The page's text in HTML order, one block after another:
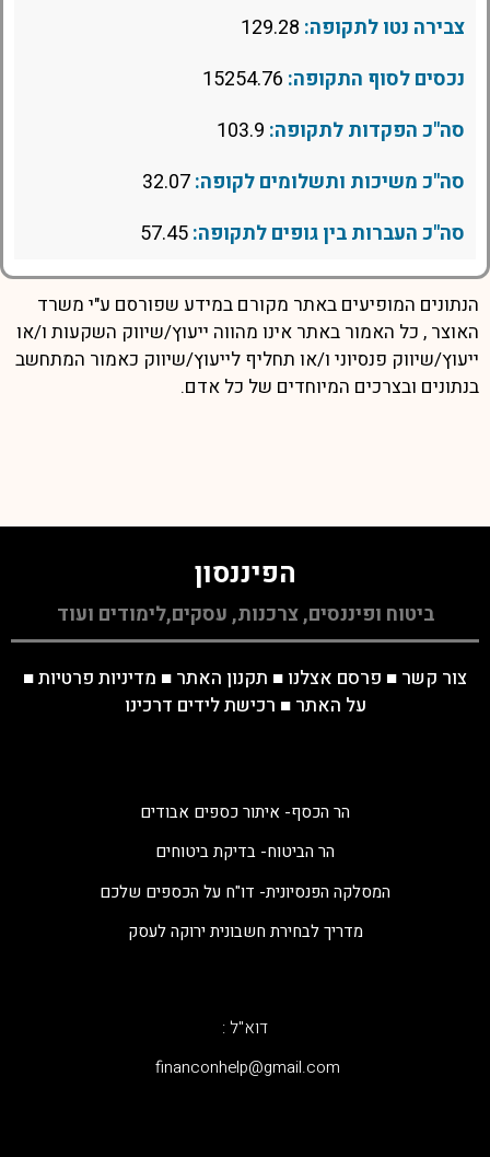
צבירה נטו לתקופה:
נכסים לסוף התקופה:
סה"כ הפקדות לתקופה:
סה"כ משיכות ותשלומים לקופה:
סה"כ העברות בין גופים לתקופה:
הנתונים המופיעים באתר מקורם במידע שפורסם ע"י משרד
האוצר , כל האמור באתר אינו מהווה ייעוץ/שיווק השקעות ו/או
ייעוץ/שיווק פנסיוני ו/או תחליף לייעוץ/שיווק כאמור המתחשב
בנתונים ובצרכים המיוחדים של כל אדם.
הפיננסון
ביטוח ופיננסים, צרכנות, עסקים,לימודים ועוד
צור קשר ■ פרסם אצלנו ■ תקנון האתר ■ מדיניות פרטיות■
על האתר ■ רכישת לידים דרכינו
הר הכסף- איתור כספים אבודים
הר הביטוח- בדיקת ביטוחים
המסלקה הפנסיונית- דו"ח על הכספים שלכם
מדריך לבחירת חשבונית ירוקה לעסק
דוא"ל :
‫financonhelp@gmail.com‬